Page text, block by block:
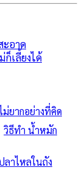
ะอาด
ก็เลี้ยงได้
ยากอย่างที่คิด
วิธีทำ น้ำหมัก
ลาไหลในถัง